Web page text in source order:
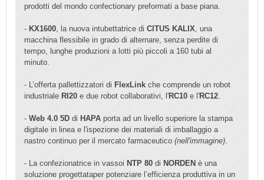
prodotti del mondo confectionary preformati a base piana.
- KX1600 , la nuova intubettatrice di CITUS KALIX , una
macchina flessibile in grado di alternare, senza perdite di
tempo, lunghe produzioni a lotti più piccoli a 160 tubi al
minuto.
- L’offerta pallettizzatori di FlexLink che comprende un robot
industriale RI20 e due robot collaborativi, l'RC10 e l'RC12
- Web 4.0 5D di HAPA porta ad un livello superiore la stampa
digitale in linea e l'ispezione dei materiali di imballaggio a
nastro continuo per il mercato farmaceutico (nell'immagine)
- La confezionatrice in vassoi NTP 80 di NORDEN è una
soluzione progettataper potenziare l’efficienza produttiva in un